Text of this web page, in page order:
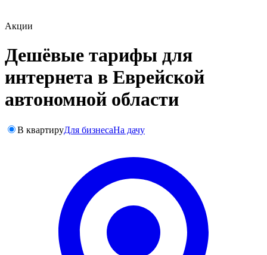
Акции
Дешёвые тарифы для
интернета в Еврейской
автономной области
В квартируДля бизнесаНа дачу